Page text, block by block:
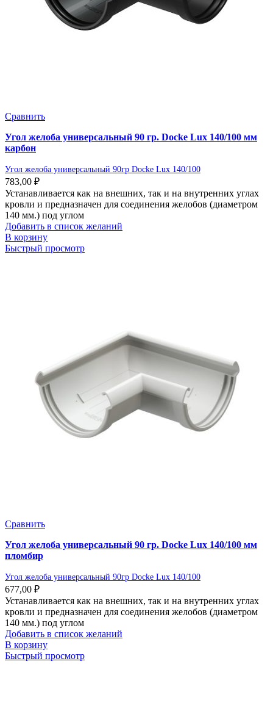
Сравнить
Угол желоба универсальный 90 гр. Docke Lux 140/100 мм
карбон
Угол желоба универсальный 90гр Docke Lux 140/100
783,00 ₽
Устанавливается как на внешних, так и на внутренних углах
кровли и предназначен для соединения желобов (диаметром
140 мм.) под углом
Добавить в список желаний
В корзину
Быстрый просмотр
Сравнить
Угол желоба универсальный 90 гр. Docke Lux 140/100 мм
пломбир
Угол желоба универсальный 90гр Docke Lux 140/100
677,00 ₽
Устанавливается как на внешних, так и на внутренних углах
кровли и предназначен для соединения желобов (диаметром
140 мм.) под углом
Добавить в список желаний
В корзину
Быстрый просмотр